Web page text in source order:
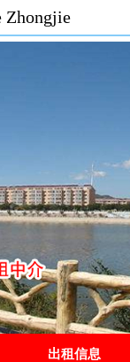
Zhongjie
出租信息